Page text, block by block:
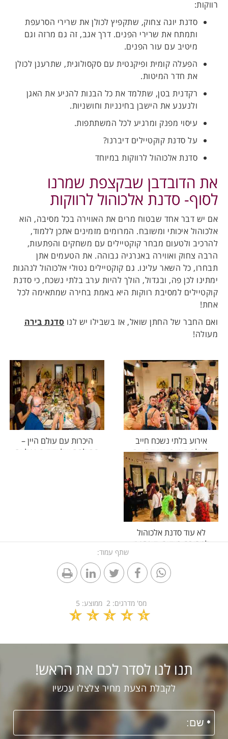
רווקות:
סדנת יוגה צחוק, שתקפיץ לכולן את שרירי הסרעפת
ותמתח את שרירי הפנים. דרך אגב, זה גם מרזה וגם
מיטיב עם עור הפנים.
הפעלה קומית ופיקנטית עם סקסולוגית, שתרענן לכולן
את חדר המיטות.
רקדנית בטן, שתלמד את כל הבנות להניע את האגן
ולנענע את הישבן בחינניות וחושניות.
עיסוי מפנק ומרגיע לכל המשתתפות.
על סדנת קוקטיילים דיברנו?
סדנת אלכוהול לרווקות במיוחד
את הדובדבן שבקצפת שמרנו
לסוף- סדנת אלכוהול לרווקות
אם יש דבר אחד שבטוח מרים את האווירה בכל מסיבה, הוא
אלכוהול איכותי ומשובח. המרומים מזמינים אתכן ללמוד,
להרכיב ולטעום מבחר קוקטיילים עם משחקים והפתעות,
הרבה צחוק ואווירה באנרגיה גבוהה. את הטעמים אתן
תבחרו, כל השאר עלינו. גם קוקטיילים נטולי אלכוהול לנהגות
ימתינו לכן פה, ובגדול, הולך להיות ערב בלתי נשכח, כי סדנת
קוקטיילים למסיבת רווקות היא באמת בחירה שמתאימה לכל
אחת!
ואם החבר של החתן שואל, אז בשבילו יש לנו סדנת בירה
מעולה!
אירוע בלתי נשכח חייב
לשלב הומור ומוזיקה עם
סדנת אלכוהול בבית
היכרות עם עולם היין –
תחילתה של ידידות נפלאה
לא עוד סדנת אלכוהול
למסיבת רווקות, קונספט
שתף עמוד:
מס' מדרגים:2 ממוצע: 5
1 2 3 4 5
תנו לנו לסדר לכם את הראש!
לקבלת הצעת מחיר צלצלו עכשיו